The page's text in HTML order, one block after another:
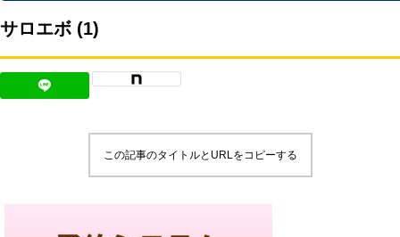
: Undefined variable $parent_cat_name in
サロエボ (1)
この記事のタイトルとURLをコピーする